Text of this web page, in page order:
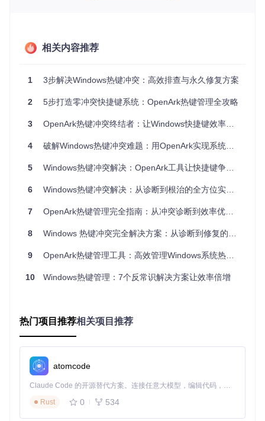
案
核心功能构建完整防护体系。
全局热键扫描：掌握系统快捷键分布
点击工具栏"刷新"按钮获取最新热键注册数据
获，能实时追踪所有进程的热键注册行为。
冲突智能检测：自动标记异常快捷键组合
关注"路径"列显示的进程信息
OpenArk进程管理界面，可查看热键所属进程详细信息
一键修复功能：快速恢复热键正常工作
选中冲突热键条目，右键选择"管理热键"
针对不同使用场景，OpenArk提供精准解决方案，让快捷键冲
突不再成为工作障碍。
办公场景：恢复常用编辑快捷键
当Word中Ctrl+V无法粘贴时：
相关内容推荐
1 3步解决Windows热键冲突：高效排查与永久修复方案
2 5步打造零冲突快捷键系统：OpenArk热键管理全攻略
3 OpenArk热键冲突终结者：让Windows快捷键效率倍增的全攻略
4 破解Windows热键冲突难题：用OpenArk实现系统级热键管理与优化
5 Windows热键冲突解决：OpenArk工具让快捷键争夺战彻底终结
6 Windows热键冲突解决：从诊断到根治的全方位实战指南
7 OpenArk热键管理完全指南：从冲突诊断到效率优化的全方位解决方案
8 Windows 热键冲突完全解决方案：从诊断到修复的实战指南
9 OpenArk热键管理工具：高效管理Windows系统热键冲突的彻底解决方案
10 Windows热键管理：7个反常识解决方案让效率倍增
热门项目推荐相关项目推荐
atomcode
Claude Code 的开源替代方案。连接任意大模型，编辑代码，运行命令，自动验证 — 全自动执行。用 Rust 构建，极致性能。 ｜ An open-source alternative to Claude Code. Connect any LLM, edit code, run commands, and verify changes — autonomously. Built in Rust for speed. Get Started
Rust
0 534